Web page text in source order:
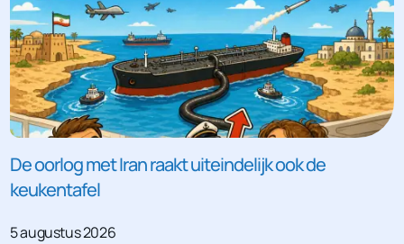
De oorlog met Iran raakt uiteindelijk ook de
keukentafel
5 augustus 2026